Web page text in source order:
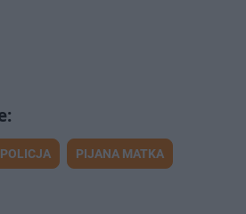
POLICJA PIJANA MATKA